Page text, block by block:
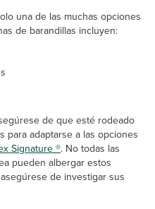
una de las muchas opciones
de barandillas incluyen:
de que esté rodeado
para adaptarse a las opciones
Signature ®. No todas las
pueden albergar estos
de investigar sus